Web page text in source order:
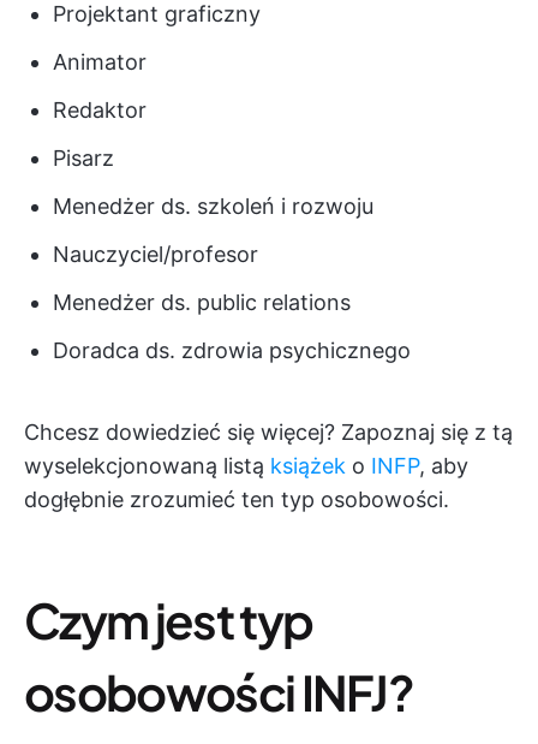
Projektant graficzny
Animator
Redaktor
Pisarz
Menedżer ds. szkoleń i rozwoju
Nauczyciel/profesor
Menedżer ds. public relations
Doradca ds. zdrowia psychicznego
Chcesz dowiedzieć się więcej? Zapoznaj się z tą
wyselekcjonowaną listą książek o INFP, aby
dogłębnie zrozumieć ten typ osobowości.
Czym jest typ
osobowości INFJ?